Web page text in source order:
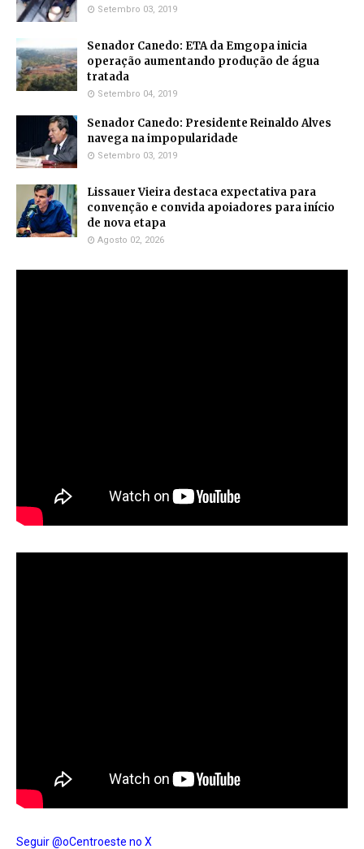
Setembro 03, 2019
Senador Canedo: ETA da Emgopa inicia
operação aumentando produção de água
tratada
Setembro 04, 2019
Senador Canedo: Presidente Reinaldo Alves
navega na impopularidade
Setembro 03, 2019
Lissauer Vieira destaca expectativa para
convenção e convida apoiadores para início
de nova etapa
Agosto 02, 2026
Seguir @oCentroeste no X